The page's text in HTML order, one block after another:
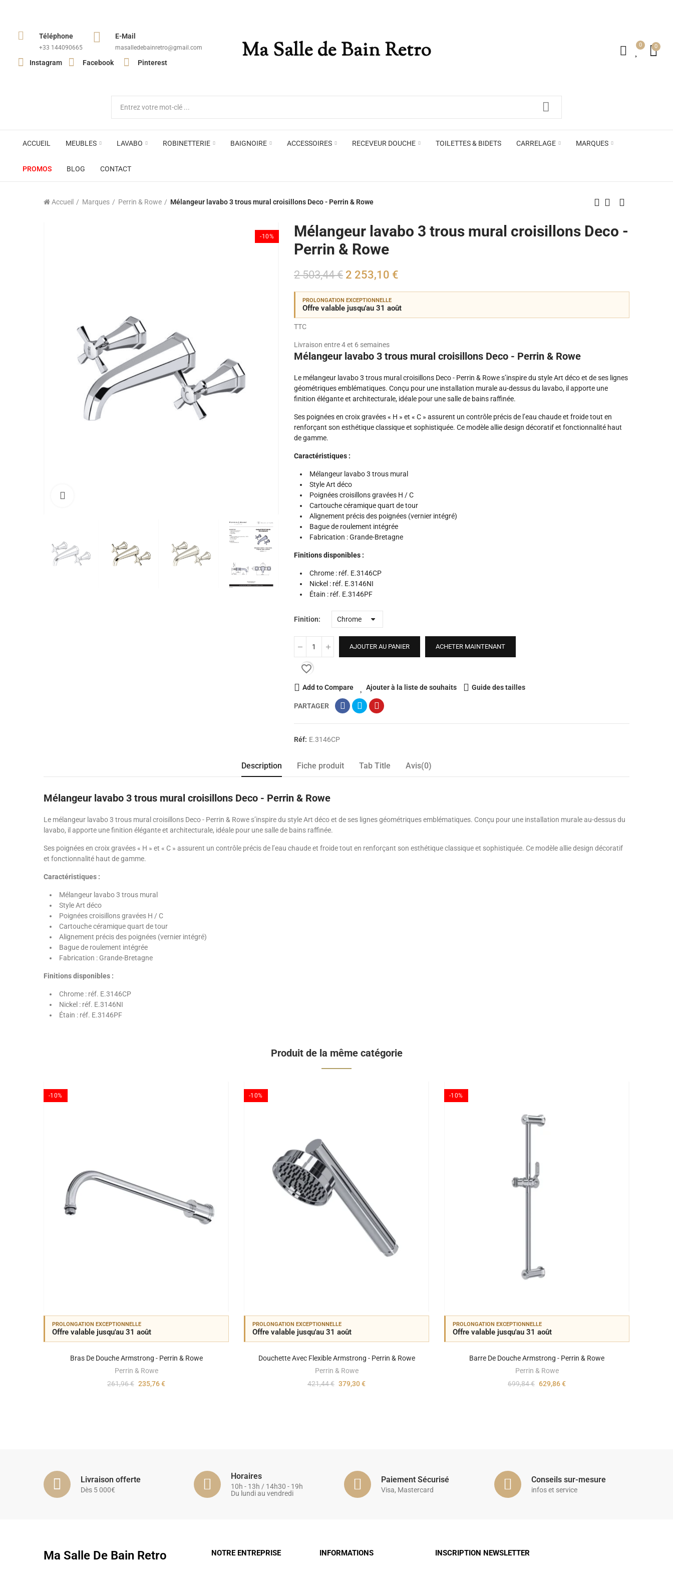
Téléphone
+33 144090665​
E-Mail
masalledebainretro@gmail.com
Instagram Facebook Pinterest Ma Salle de Bain Retro 0 0
ACCUEIL MEUBLES LAVABO ROBINETTERIE BAIGNOIRE ACCESSOIRES RECEVEUR DOUCHE TOILETTES & BIDETS CARRELAGE MARQUES
Plafonniers , spots et pendants
Voir toute la marque →
PROMOS BLOG CONTACT
Appliques murales Miroirs ACB
Accueil Marques Perrin & Rowe Mélangeur lavabo 3 trous mural croisillons Deco - Perrin & Rowe
-10%
Mélangeur lavabo 3 trous mural croisillons Deco -
Perrin & Rowe
2 503,44 € 2 253,10 €
PROLONGATION EXCEPTIONNELLE
Offre valable jusqu'au 31 août
TTC
Livraison entre 4 et 6 semaines
Mélangeur lavabo 3 trous mural croisillons Deco - Perrin & Rowe
Le mélangeur lavabo 3 trous mural croisillons Deco - Perrin & Rowe s’inspire du style Art déco et de ses lignes
géométriques emblématiques. Conçu pour une installation murale au-dessus du lavabo, il apporte une
finition élégante et architecturale, idéale pour une salle de bains raffinée.
Ses poignées en croix gravées « H » et « C » assurent un contrôle précis de l’eau chaude et froide tout en
renforçant son esthétique classique et sophistiquée. Ce modèle allie design décoratif et fonctionnalité haut
de gamme.
Caractéristiques :
Mélangeur lavabo 3 trous mural
Style Art déco
Poignées croisillons gravées H / C
Cartouche céramique quart de tour
Alignement précis des poignées (vernier intégré)
Bague de roulement intégrée
Fabrication : Grande-Bretagne
Finitions disponibles :
Chrome : réf. E.3146CP
Nickel : réf. E.3146NI
Étain : réf. E.3146PF
Finition
AJOUTER AU PANIER ACHETER MAINTENANT
favorite_border
Add to Compare Ajouter à la liste de souhaits Guide des tailles
PARTAGER
Réf: E.3146CP
Description Fiche produit Tab Title Avis(0)
Mélangeur lavabo 3 trous mural croisillons Deco - Perrin & Rowe
Le mélangeur lavabo 3 trous mural croisillons Deco - Perrin & Rowe s’inspire du style Art déco et de ses lignes géométriques emblématiques. Conçu pour une installation murale au-dessus du
lavabo, il apporte une finition élégante et architecturale, idéale pour une salle de bains raffinée.
Ses poignées en croix gravées « H » et « C » assurent un contrôle précis de l’eau chaude et froide tout en renforçant son esthétique classique et sophistiquée. Ce modèle allie design décoratif
et fonctionnalité haut de gamme.
Caractéristiques :
Mélangeur lavabo 3 trous mural
Style Art déco
Poignées croisillons gravées H / C
Cartouche céramique quart de tour
Alignement précis des poignées (vernier intégré)
Bague de roulement intégrée
Fabrication : Grande-Bretagne
Finitions disponibles :
Chrome : réf. E.3146CP
Nickel : réf. E.3146NI
Étain : réf. E.3146PF
Produit de la même catégorie
-10%
PROLONGATION EXCEPTIONNELLE
Offre valable jusqu'au 31 août
Bras De Douche Armstrong - Perrin & Rowe
Perrin & Rowe
261,96 € 235,76 €
-10%
PROLONGATION EXCEPTIONNELLE
Offre valable jusqu'au 31 août
Douchette Avec Flexible Armstrong - Perrin & Rowe
Perrin & Rowe
421,44 € 379,30 €
-10%
PROLONGATION EXCEPTIONNELLE
Offre valable jusqu'au 31 août
Barre De Douche Armstrong - Perrin & Rowe
Perrin & Rowe
699,84 € 629,86 €
Livraison offerte
Dès 5 000€
Horaires
10h - 13h / 14h30 - 19h
Du lundi au vendredi
Paiement Sécurisé
Visa, Mastercard
Conseils sur-mesure
infos et service
Ma Salle De Bain Retro NOTRE ENTREPRISE INFORMATIONS INSCRIPTION NEWSLETTER